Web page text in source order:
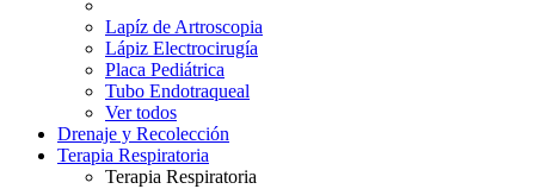
Lapíz de Artroscopia
Lápiz Electrocirugía
Placa Pediátrica
Tubo Endotraqueal
Ver todos
Drenaje y Recolección
Terapia Respiratoria
Terapia Respiratoria